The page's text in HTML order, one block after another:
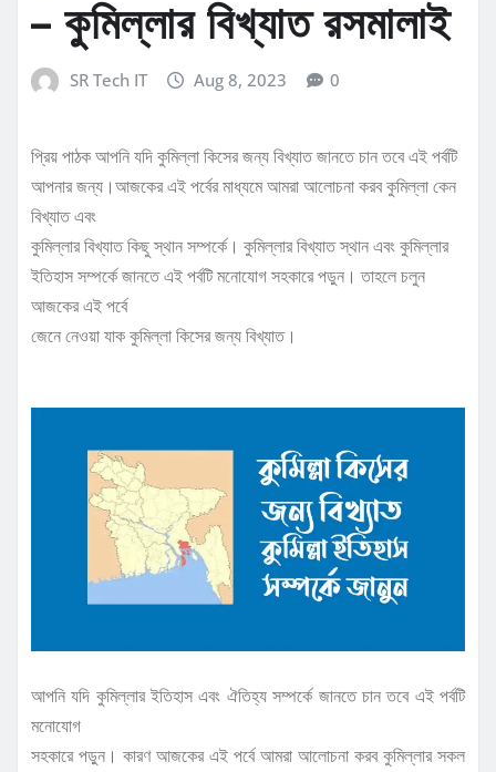
– কুমিল্লার বিখ্যাত রসমালাই
SR Tech IT Aug 8, 2023 0
প্রিয় পাঠক আপনি যদি কুমিল্লা কিসের জন্য বিখ্যাত জানতে চান তবে এই পর্বটি
আপনার জন্য।আজকের এই পর্বের মাধ্যমে আমরা আলোচনা করব কুমিল্লা কেন
বিখ্যাত এবং
কুমিল্লার বিখ্যাত কিছু স্থান সম্পর্কে। কুমিল্লার বিখ্যাত স্থান এবং কুমিল্লার
ইতিহাস সম্পর্কে জানতে এই পর্বটি মনোযোগ সহকারে পড়ুন। তাহলে চলুন
আজকের এই পর্বে
জেনে নেওয়া যাক কুমিল্লা কিসের জন্য বিখ্যাত।
আপনি যদি কুমিল্লার ইতিহাস এবং ঐতিহ্য সম্পর্কে জানতে চান তবে এই পর্বটি
মনোযোগ
সহকারে পড়ুন। কারণ আজকের এই পর্বে আমরা আলোচনা করব কুমিল্লার সকল